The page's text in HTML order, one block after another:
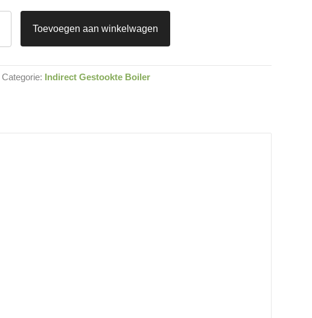
Toevoegen aan winkelwagen
Categorie: Indirect Gestookte Boiler